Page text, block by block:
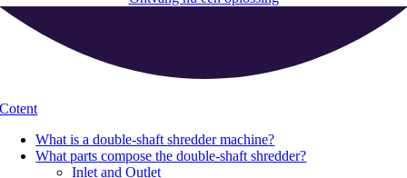
Cotent
What is a double-shaft shredder machine?
What parts compose the double-shaft shredder?
Inlet and Outlet